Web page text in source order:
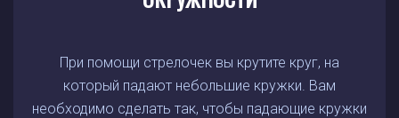
При помощи стрелочек вы крутите круг, на
который падают небольшие кружки. Вам
необходимо сделать так, чтобы падающие кружки